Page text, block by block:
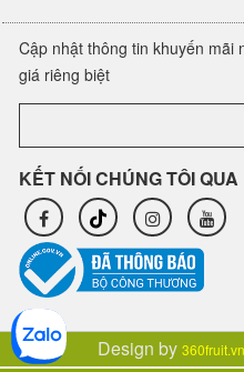
Cập nhật thông tin khuyến mãi
giá riêng biệt
KẾT NỐI CHÚNG TÔI QUA
Design by 360fruit.vn